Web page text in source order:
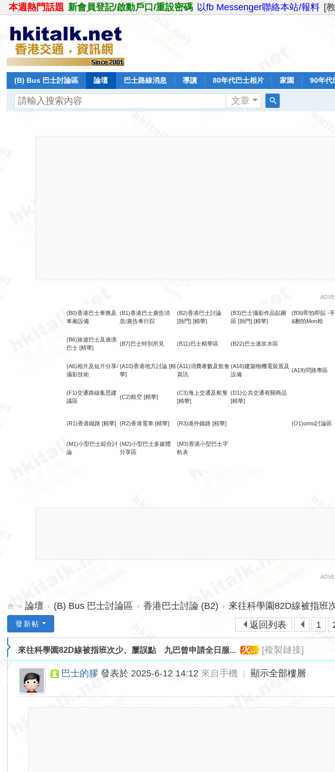
本週熱門話題 新會員登記/啟動戶口/重設密碼 以fb Messenger聯絡本站/報料 [
(B) Bus 巴士討論區 論壇 巴士路線消息 導讀 80年代巴士相片 家園 90年代
文章
(B0)香港巴士車務及
車廂設備
(B1)香港巴士廣告消
息/廣告車行踪
(B2)香港巴士討論
[熱門] [精華]
(B3)巴士攝影作品貼圖
區 [熱門] [精華]
(B3i)即拍即貼 -
&翻拍Mon相
(B6)旅遊巴士及過境
巴士 [精華]
(B7)巴士特別所見 (B11)巴士精華區 (B22)巴士迷吹水區
(A6)相片及短片分享/
攝影技術
(A10)香港地方討論 [精
華]
(A11)消費著數及飲食
資訊
(A16)建築物機電裝置及
設備
(A19)問路專區
(F1)交通路線集思建
議區
(C2)航空 [精華]
(C3)海上交通及船隻
[精華]
(D1)公共交通有關商品
[精華]
(R1)香港鐵路 [精華] (R2)香港電車 [精華] (R3)港外鐵路 [精華] (O1)omsi討論區
(M1)小型巴士綜合討
論
(M2)小型巴士多媒體
分享區
(M3)香港小型巴士字
軌表
lk.
» 論壇 › (B) Bus 巴士討論區 › 香港巴士討論 (B2) › 來往科學園82D線被指
1
返回列表
發新帖
來往科學園82D線被指班次少、屢誤點 九巴曾申請全日服... 火.. [複製鏈接]
巴士的膠 發表於 2025-6-12 14:12 來自手機 顯示全部樓層